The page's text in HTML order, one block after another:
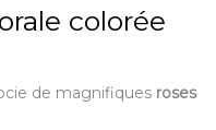
colorée
de magnifiques roses